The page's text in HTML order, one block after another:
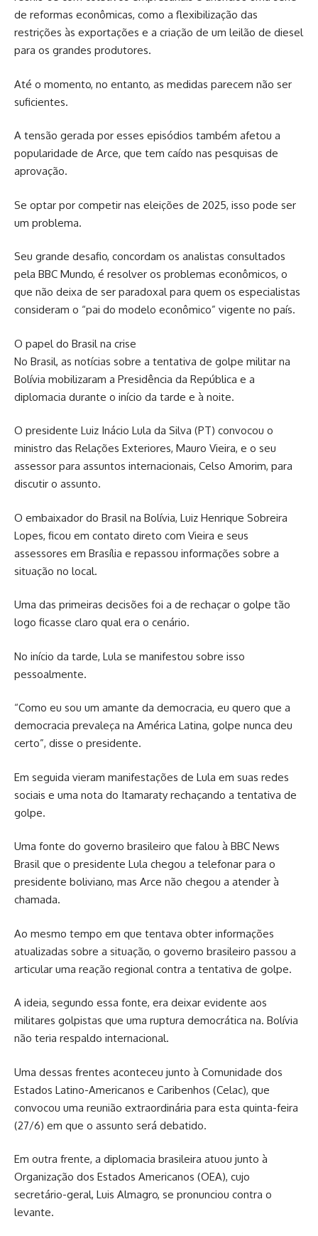
de reformas econômicas, como a flexibilização das
restrições às exportações e a criação de um leilão de diesel
para os grandes produtores.
Até o momento, no entanto, as medidas parecem não ser
suficientes.
A tensão gerada por esses episódios também afetou a
popularidade de Arce, que tem caído nas pesquisas de
aprovação.
Se optar por competir nas eleições de 2025, isso pode ser
um problema.
Seu grande desafio, concordam os analistas consultados
pela BBC Mundo, é resolver os problemas econômicos, o
que não deixa de ser paradoxal para quem os especialistas
consideram o “pai do modelo econômico” vigente no país.
O papel do Brasil na crise
No Brasil, as notícias sobre a tentativa de golpe militar na
Bolívia mobilizaram a Presidência da República e a
diplomacia durante o início da tarde e à noite.
O presidente Luiz Inácio Lula da Silva (PT) convocou o
ministro das Relações Exteriores, Mauro Vieira, e o seu
assessor para assuntos internacionais, Celso Amorim, para
discutir o assunto.
O embaixador do Brasil na Bolívia, Luiz Henrique Sobreira
Lopes, ficou em contato direto com Vieira e seus
assessores em Brasília e repassou informações sobre a
situação no local.
Uma das primeiras decisões foi a de rechaçar o golpe tão
logo ficasse claro qual era o cenário.
No início da tarde, Lula se manifestou sobre isso
pessoalmente.
“Como eu sou um amante da democracia, eu quero que a
democracia prevaleça na América Latina, golpe nunca deu
certo”, disse o presidente.
Em seguida vieram manifestações de Lula em suas redes
sociais e uma nota do Itamaraty rechaçando a tentativa de
golpe.
Uma fonte do governo brasileiro que falou à BBC News
Brasil que o presidente Lula chegou a telefonar para o
presidente boliviano, mas Arce não chegou a atender à
chamada.
Ao mesmo tempo em que tentava obter informações
atualizadas sobre a situação, o governo brasileiro passou a
articular uma reação regional contra a tentativa de golpe.
A ideia, segundo essa fonte, era deixar evidente aos
militares golpistas que uma ruptura democrática na. Bolívia
não teria respaldo internacional.
Uma dessas frentes aconteceu junto à Comunidade dos
Estados Latino-Americanos e Caribenhos (Celac), que
convocou uma reunião extraordinária para esta quinta-feira
(27/6) em que o assunto será debatido.
Em outra frente, a diplomacia brasileira atuou junto à
Organização dos Estados Americanos (OEA), cujo
secretário-geral, Luis Almagro, se pronunciou contra o
levante.